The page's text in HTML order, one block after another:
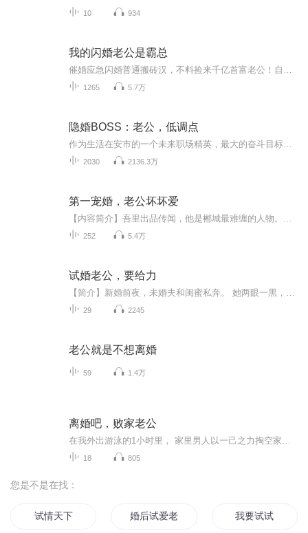
10 934
我的闪婚老公是霸总
1265 5.7万
隐婚BOSS：老公，低调点
2030 2136.3万
第一宠婚，老公坏坏爱
252 5.4万
试婚老公，要给力
29 2245
老公就是不想离婚
59 1.4万
离婚吧，败家老公
18 805
您是不是在找：
试情天下 婚后试爱老公太霸道 我要试试